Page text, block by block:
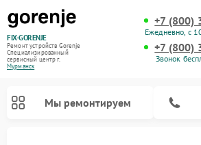
FIX-GORENJE
Ремонт устройств Gorenje
Специализированный
cервисный центр г.
Мурманск
+7 (800)
Ежедневно, с
+7 (800)
Звонок
Мы ремонтируем